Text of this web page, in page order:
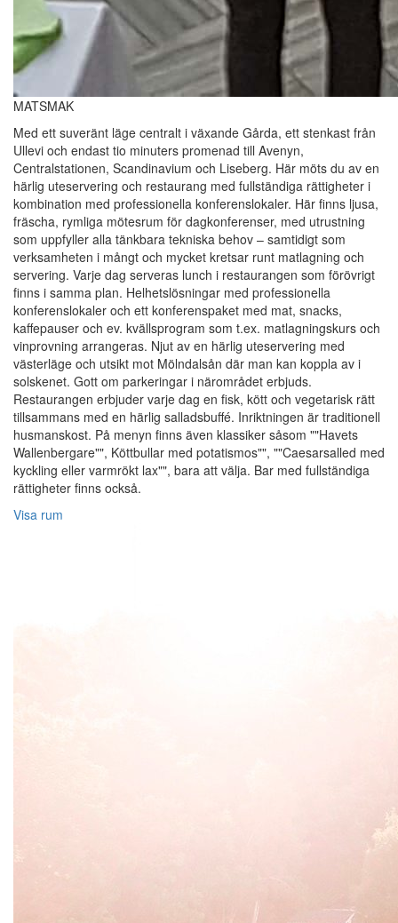
MATSMAK
Med ett suveränt läge centralt i växande Gårda, ett stenkast från
Ullevi och endast tio minuters promenad till Avenyn,
Centralstationen, Scandinavium och Liseberg. Här möts du av en
härlig uteservering och restaurang med fullständiga rättigheter i
kombination med professionella konferenslokaler. Här finns ljusa,
fräscha, rymliga mötesrum för dagkonferenser, med utrustning
som uppfyller alla tänkbara tekniska behov – samtidigt som
verksamheten i mångt och mycket kretsar runt matlagning och
servering. Varje dag serveras lunch i restaurangen som förövrigt
finns i samma plan. Helhetslösningar med professionella
konferenslokaler och ett konferenspaket med mat, snacks,
kaffepauser och ev. kvällsprogram som t.ex. matlagningskurs och
vinprovning arrangeras. Njut av en härlig uteservering med
västerläge och utsikt mot Mölndalsån där man kan koppla av i
solskenet. Gott om parkeringar i närområdet erbjuds.
Restaurangen erbjuder varje dag en fisk, kött och vegetarisk rätt
tillsammans med en härlig salladsbuffé. Inriktningen är traditionell
husmanskost. På menyn finns även klassiker såsom ""Havets
Wallenbergare"", Köttbullar med potatismos"", ""Caesarsalled med
kyckling eller varmrökt lax"", bara att välja. Bar med fullständiga
rättigheter finns också.
Visa rum